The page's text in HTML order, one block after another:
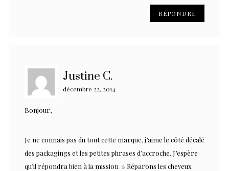
RÉPONDRE
Justine C.
décembre 22, 2014
Bonjour,
Je ne connais pas du tout cette marque, j’aime le côté décalé
des packagings et les petites phrases d’accroche. J’espère
qu’il répondra bien à la mission » Réparons les cheveux